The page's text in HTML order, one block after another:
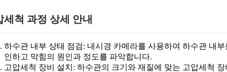
세척 과정 상세 안내
하수관 내부 상태 점검: 내시경 카메라를 사용하여 하수관 내부
인하고 막힘의 원인과 정도를 파악합니다.
고압세척 장비 설치: 하수관의 크기와 재질에 맞는 고압세척 장